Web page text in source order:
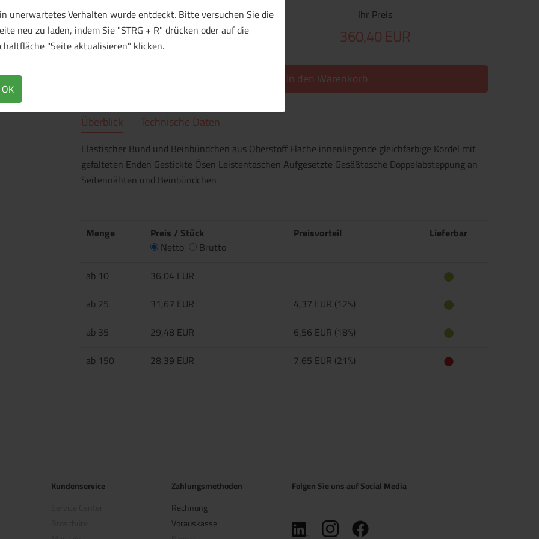
unerwartetes Verhalten wurde entdeckt. Bitte versuchen Sie die
neu zu laden, indem Sie "STRG + R" drücken oder auf die
"Seite aktualisieren" klicken.
OK
Ihr Preis
360,40 EUR
In den Warenkorb
Überblick Technische Daten
Elastischer Bund und Beinbündchen aus Oberstoff Flache innenliegende gleichfarbige Kordel mit
gefalteten Enden Gestickte Ösen Leistentaschen Aufgesetzte Gesäßtasche Doppelabsteppung an
Seitennähten und Beinbündchen
Menge
Preis / Stück
Netto
Brutto
Preisvorteil Lieferbar
ab 10
36,04 EUR
ab 25
31,67 EUR
4,37 EUR (12%)
ab 35
29,48 EUR
6,56 EUR (18%)
ab 150
28,39 EUR 7,65 EUR (21%)
Kundenservice
Zahlungsmethoden
Rechnung
Vorauskasse
Folgen Sie uns auf Social Media
(öffnet in neuem Tab)
(öffnet in neuem Tab)
(öffnet in neuem Tab)